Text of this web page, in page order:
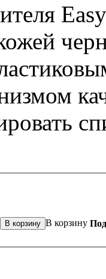
В корзину